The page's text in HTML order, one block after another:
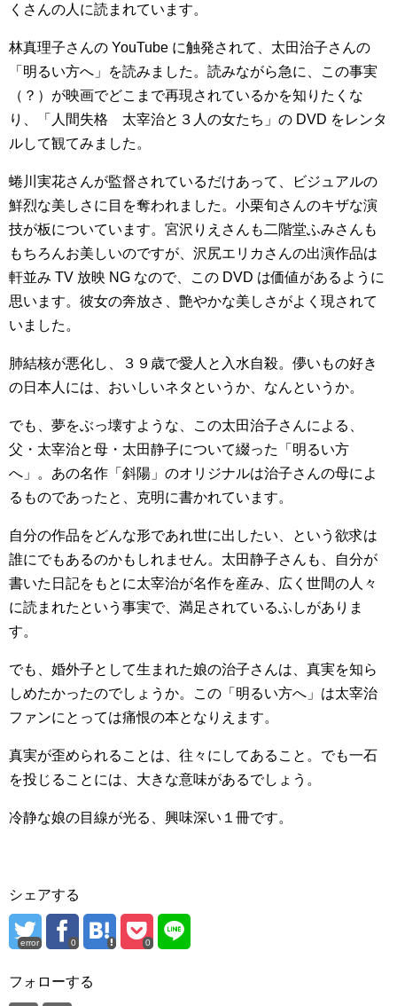
くさんの人に読まれています。
林真理子さんの YouTube に触発されて、太田治子さんの
「明るい方へ」を読みました。読みながら急に、この事実
（？）が映画でどこまで再現されているかを知りたくな
り、「人間失格 太宰治と３人の女たち」の DVD をレンタ
ルして観てみました。
蜷川実花さんが監督されているだけあって、ビジュアルの
鮮烈な美しさに目を奪われました。小栗旬さんのキザな演
技が板についています。宮沢りえさんも二階堂ふみさんも
もちろんお美しいのですが、沢尻エリカさんの出演作品は
軒並み TV 放映 NG なので、この DVD は価値があるように
思います。彼女の奔放さ、艶やかな美しさがよく現されて
いました。
肺結核が悪化し、３９歳で愛人と入水自殺。儚いもの好き
の日本人には、おいしいネタというか、なんというか。
でも、夢をぶっ壊すような、この太田治子さんによる、
父・太宰治と母・太田静子について綴った「明るい方
へ」。あの名作「斜陽」のオリジナルは治子さんの母によ
るものであったと、克明に書かれています。
自分の作品をどんな形であれ世に出したい、という欲求は
誰にでもあるのかもしれません。太田静子さんも、自分が
書いた日記をもとに太宰治が名作を産み、広く世間の人々
に読まれたという事実で、満足されているふしがありま
す。
でも、婚外子として生まれた娘の治子さんは、真実を知ら
しめたかったのでしょうか。この「明るい方へ」は太宰治
ファンにとっては痛恨の本となりえます。
真実が歪められることは、往々にしてあること。でも一石
を投じることには、大きな意味があるでしょう。
冷静な娘の目線が光る、興味深い１冊です。
シェアする
error 0 0
フォローする